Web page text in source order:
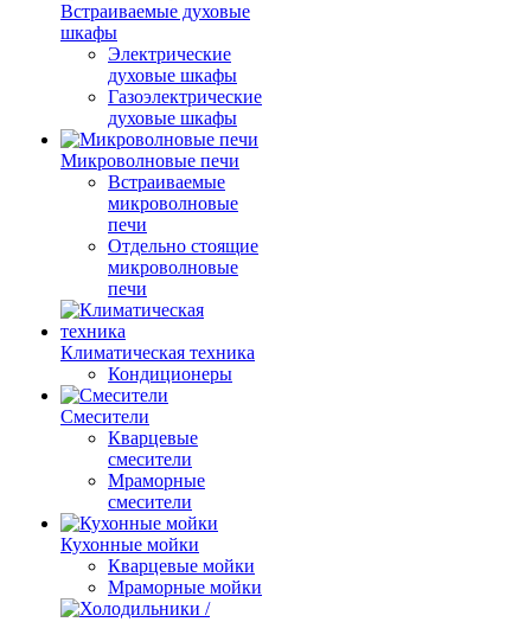
Встраиваемые духовые
шкафы
Электрические
духовые шкафы
Газоэлектрические
духовые шкафы
Микроволновые печи
Встраиваемые
микроволновые
печи
Отдельно стоящие
микроволновые
печи
Климатическая техника
Кондиционеры
Смесители
Кварцевые
смесители
Мраморные
смесители
Кухонные мойки
Кварцевые мойки
Мраморные мойки